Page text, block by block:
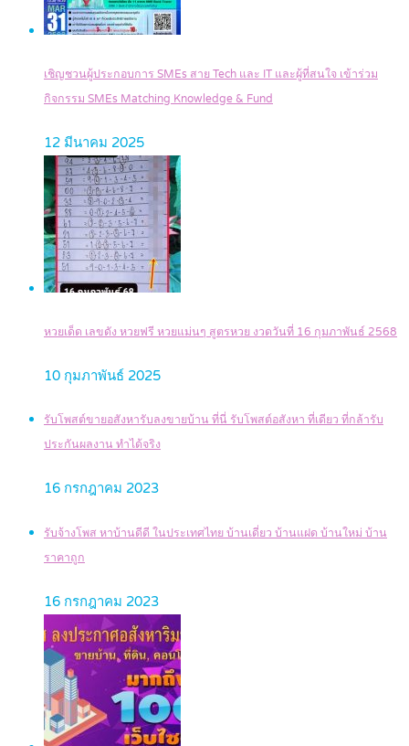
เชิญชวนผู้ประกอบการ SMEs สาย Tech และ IT และผู้ที่สนใจ เข้าร่วม
กิจกรรม SMEs Matching Knowledge & Fund
12 มีนาคม 2025
หวยเด็ด เลขดัง หวยฟรี หวยแม่นๆ สูตรหวย งวดวันที่ 16 กุมภาพันธ์ 2568
10 กุมภาพันธ์ 2025
รับโพสต์ขายอสังหารับลงขายบ้าน ที่นี่ รับโพสต์อสังหา ที่เดียว ที่กล้ารับ
ประกันผลงาน ทำได้จริง
16 กรกฎาคม 2023
รับจ้างโพส หาบ้านดีดี ในประเทศไทย บ้านเดี่ยว บ้านแฝด บ้านใหม่ บ้าน
ราคาถูก
16 กรกฎาคม 2023